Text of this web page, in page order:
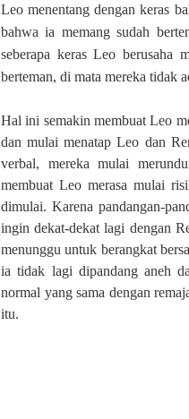
Leo menentang dengan keras
bahwa ia memang sudah
seberapa keras Leo berusaha
berteman, di mata mereka tidak
Hal ini semakin membuat Leo
dan mulai menatap Leo dan
verbal, mereka mulai
membuat Leo merasa mulai
dimulai. Karena pandangan-
ingin dekat-dekat lagi dengan
menunggu untuk berangkat
ia tidak lagi dipandang aneh
normal yang sama dengan
itu.